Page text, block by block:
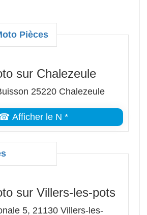
Pièces
sur Chalezeule
25220 Chalezeule
Afficher le N *
sur Villers-les-pots
5, 21130 Villers-les-